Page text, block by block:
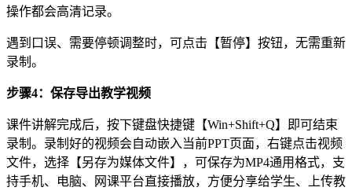
操作都会高清记录。
遇到口误、需要停顿调整时，可点击【暂停】按钮，无需重新
录制。
步骤4：保存导出教学视频
课件讲解完成后，按下键盘快捷键【Win+Shift+Q】即可结束
录制。录制好的视频会自动嵌入当前PPT页面，右键点击视频
文件，选择【另存为媒体文件】，可保存为MP4通用格式，支
持手机、电脑、网课平台直接播放，方便分享给学生、上传教